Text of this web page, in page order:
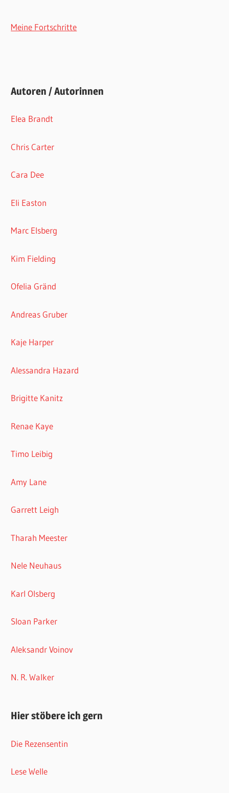
Meine Fortschritte
Autoren / Autorinnen
Elea Brandt
Chris Carter
Cara Dee
Eli Easton
Marc Elsberg
Kim Fielding
Ofelia Gränd
Andreas Gruber
Kaje Harper
Alessandra Hazard
Brigitte Kanitz
Renae Kaye
Timo Leibig
Amy Lane
Garrett Leigh
Tharah Meester
Nele Neuhaus
Karl Olsberg
Sloan Parker
Aleksandr Voinov
N. R. Walker
Hier stöbere ich gern
Die Rezensentin
Lese Welle